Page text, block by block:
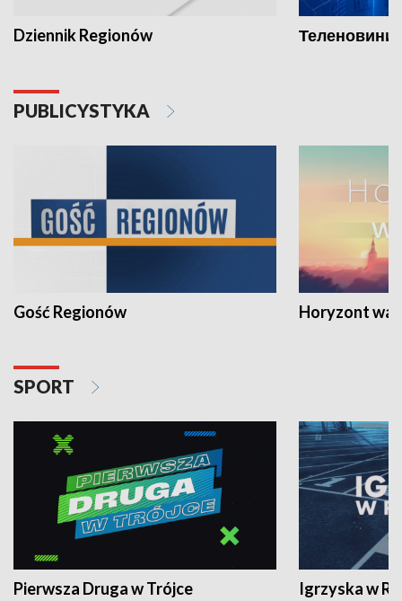
Dziennik Regionów Теленовини
PUBLICYSTYKA
Gość Regionów Horyzont
SPORT
Pierwsza Druga w Trójce Igrzyska w